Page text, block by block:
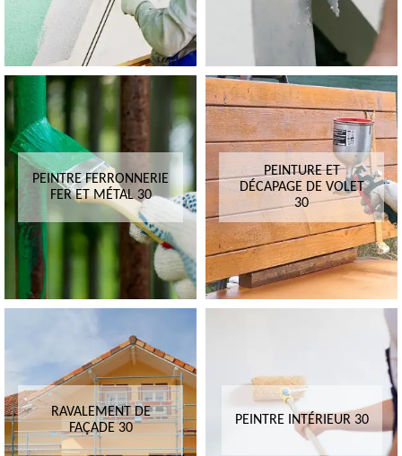
PEINTRE FERRONNERIE
FER ET MÉTAL 30
PEINTURE ET
DÉCAPAGE DE VOLET
30
RAVALEMENT DE
FAÇADE 30
PEINTRE INTÉRIEUR 30